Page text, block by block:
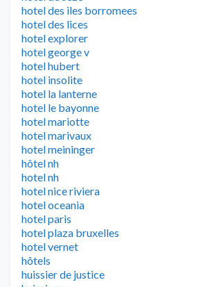
hotel des iles borromees
hotel des lices
hotel explorer
hotel george v
hotel hubert
hotel insolite
hotel la lanterne
hotel le bayonne
hotel mariotte
hotel marivaux
hotel meininger
hôtel nh
hotel nh
hotel nice riviera
hotel oceania
hotel paris
hotel plaza bruxelles
hotel vernet
hôtels
huissier de justice